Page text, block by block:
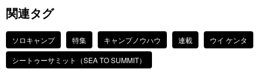
関連タグ
ソロキャンプ 特集 キャンプノウハウ 連載
ウイ ケンタ
シートゥーサミット（SEA TO SUMMIT）